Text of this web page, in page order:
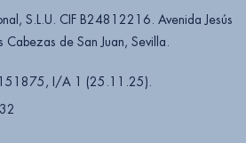
S.L.U. CIF B24812216. Avenida Jesús
de San Juan, Sevilla.
I/A 1 (25.11.25).